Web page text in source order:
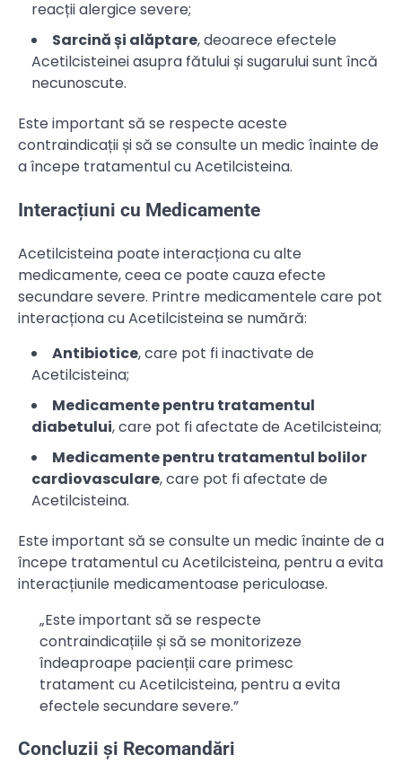
reacții alergice severe;
Sarcină și alăptare, deoarece efectele
Acetilcisteinei asupra fătului și sugarului sunt încă
necunoscute.
Este important să se respecte aceste
contraindicații și să se consulte un medic înainte de
a începe tratamentul cu Acetilcisteina.
Interacțiuni cu Medicamente
Acetilcisteina poate interacționa cu alte
medicamente, ceea ce poate cauza efecte
secundare severe. Printre medicamentele care pot
interacționa cu Acetilcisteina se numără:
Antibiotice, care pot fi inactivate de
Acetilcisteina;
Medicamente pentru tratamentul
diabetului, care pot fi afectate de Acetilcisteina;
Medicamente pentru tratamentul bolilor
cardiovasculare, care pot fi afectate de
Acetilcisteina.
Este important să se consulte un medic înainte de a
începe tratamentul cu Acetilcisteina, pentru a evita
interacțiunile medicamentoase periculoase.
„Este important să se respecte
contraindicațiile și să se monitorizeze
îndeaproape pacienții care primesc
tratament cu Acetilcisteina, pentru a evita
efectele secundare severe.”
Concluzii și Recomandări